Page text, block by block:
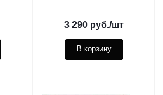
3 290руб./шт
В корзину